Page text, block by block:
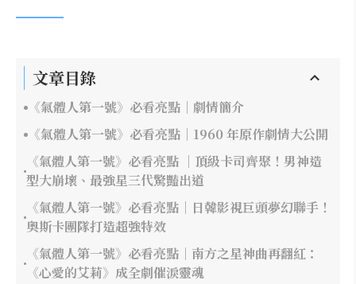
文章目錄
《氣體人第一號》必看亮點｜劇情簡介
《氣體人第一號》必看亮點｜1960 年原作劇情大公開
《氣體人第一號》必看亮點 ｜頂級卡司齊聚！男神造
型大崩壞、最強星三代驚豔出道
《氣體人第一號》必看亮點｜日韓影視巨頭夢幻聯手！
奧斯卡團隊打造超強特效
《氣體人第一號》必看亮點｜南方之星神曲再翻紅：
《心愛的艾莉》成全劇催淚靈魂